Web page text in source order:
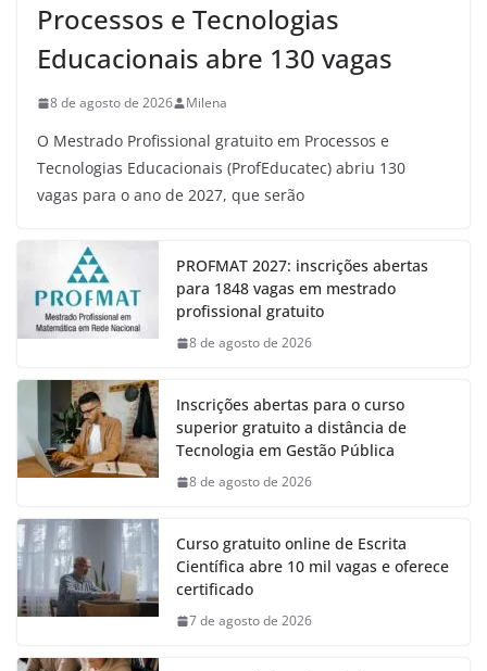
Processos e Tecnologias
Educacionais abre 130 vagas
8 de agosto de 2026 Milena
O Mestrado Profissional gratuito em Processos e
Tecnologias Educacionais (ProfEducatec) abriu 130
vagas para o ano de 2027, que serão
PROFMAT 2027: inscrições abertas
para 1848 vagas em mestrado
profissional gratuito
8 de agosto de 2026
Inscrições abertas para o curso
superior gratuito a distância de
Tecnologia em Gestão Pública
8 de agosto de 2026
Curso gratuito online de Escrita
Científica abre 10 mil vagas e oferece
certificado
7 de agosto de 2026